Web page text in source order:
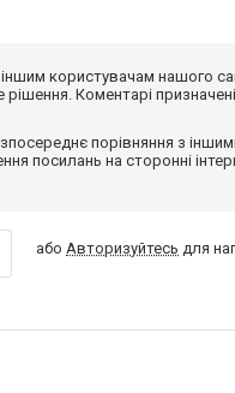
користувачам нашого
Коментарі
порівняння з
посилань на сторонні
абоАвторизуйтесь для